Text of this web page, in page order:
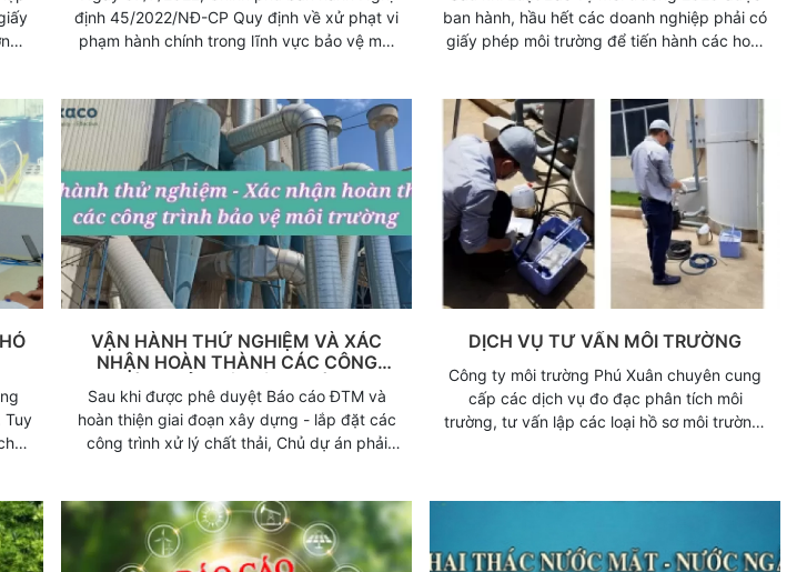
định 45/2022/NĐ-CP Quy định về xử phạt vi
phạm hành chính trong lĩnh vực bảo vệ môi
trường đối với trường hợp không có giấy
phép môi trường, một số quy định xử phạt
cụ thể như sau:
ban hành, hầu hết các doanh nghiệp phải có
giấy phép môi trường để tiến hành các hoạt
biệt là Luật BVMT 2020 thì doanh nghiệp sẽ
lập hồ sơ xin cấp giấy phép môi trường
(GPMT). Tất cả quy định về nội dung, căn
cứ, thời điểm, hồ sơ, trình tự thủ tục quy trình
thực hiện về cấp GPMT đều được quy định
tại Mục 4 Chương 4 của Luật BVMT 2020.
Tuy
sự
lập
VẬN HÀNH THỬ NGHIỆM VÀ XÁC
NHẬN HOÀN THÀNH CÁC CÔNG
Sau khi được phê duyệt Báo cáo ĐTM và
hoàn thiện giai đoạn xây dựng - lắp đặt các
công trình xử lý chất thải, Chủ dự án phải
song song với việc vận hành thử nghiệm dây
chuyền sản xuất tại nhà máy. Tuy nhiên, hiện
nay nhiều Doanh nghiệp lại bỏ qua giai đoạn
DỊCH VỤ TƯ VẤN MÔI TRƯỜNG
Công ty môi trường Phú Xuân chuyên cung
cấp các dịch vụ đo đạc phân tích môi
trường, tư vấn lập các loại hồ sơ môi trường,